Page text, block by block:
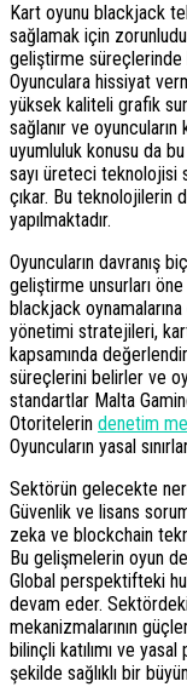
Kart oyunu blackjack
sağlamak için
geliştirme süreçlerinde
Oyunculara hissiyat
yüksek kaliteli grafik
sağlanır ve
uyumluluk konusu da
sayı üreteci teknolojisi
çıkar. Bu teknolojilerin
yapılmaktadır.
Oyuncuların davranış
geliştirme unsurları öne
blackjack
yönetimi stratejileri,
kapsamında
süreçlerini belirler ve
standartlar Malta
Otoritelerin denetim
Oyuncuların yasal
Sektörün gelecekte
Güvenlik ve lisans
zeka ve blockchain
Bu gelişmelerin oyun
Global perspektifteki
devam eder.
mekanizmalarının
bilinçli katılımı ve
şekilde sağlıklı bir